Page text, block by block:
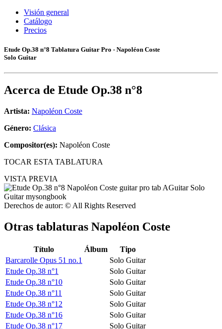
Visión general
Catálogo
Precios
Etude Op.38 n°8 Tablatura Guitar Pro - Napoléon Coste
Solo Guitar
Acerca de Etude Op.38 n°8
Artista: Napoléon Coste
Género: Clásica
Compositor(es): Napoléon Coste
TOCAR ESTA TABLATURA
VISTA PREVIA
Derechos de autor: © All Rights Reserved
Otras tablaturas Napoléon Coste
Título Álbum
Tipo
Barcarolle Opus 51 no.1
Solo Guitar
Etude Op.38 n°1
Solo Guitar
Etude Op.38 n°10
Solo Guitar
Etude Op.38 n°11
Solo Guitar
Etude Op.38 n°12
Solo Guitar
Etude Op.38 n°16
Solo Guitar
Etude Op.38 n°17
Solo Guitar